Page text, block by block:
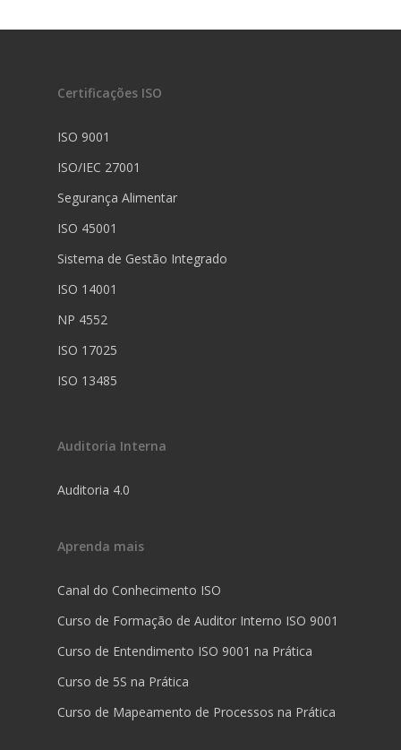
Certificações ISO
ISO 9001
ISO/IEC 27001
Segurança Alimentar
ISO 45001
Sistema de Gestão Integrado
ISO 14001
NP 4552
ISO 17025
ISO 13485
Auditoria Interna
Auditoria 4.0
Aprenda mais
Canal do Conhecimento ISO
Curso de Formação de Auditor Interno ISO 9001
Curso de Entendimento ISO 9001 na Prática
Curso de 5S na Prática
Curso de Mapeamento de Processos na Prática